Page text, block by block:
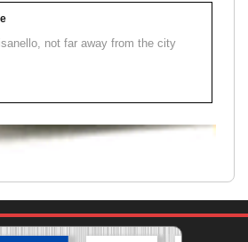
not far away from the city